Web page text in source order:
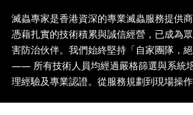
滅蟲專家是香港資深的專業滅蟲服務提供
憑藉扎實的技術積累與誠信經營，已成為
害防治伙伴。我們始終堅持「自家團隊，
—— 所有技術人員均經過嚴格篩選與系統培
理經驗及專業認證。從服務規劃到現場操